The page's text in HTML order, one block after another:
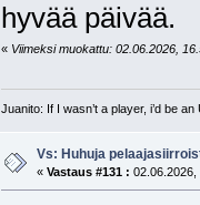
hyvää päivää.
« Viimeksi muokattu: 02.06.2026,
Juanito: If I wasn’t a player, i’d be an
Vs: Huhuja
« Vastaus #131 : 02.06.2026,